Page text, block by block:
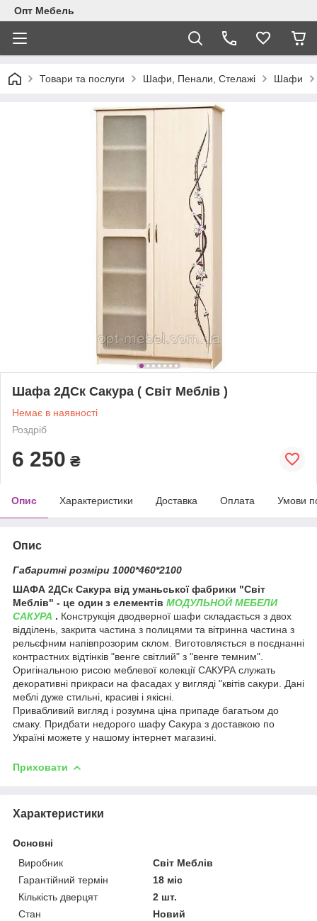
Опт Мебель
Товари та послуги Шафи, Пенали, Стелажі Шафи
Шафа 2ДСк Сакура ( Світ Меблів )
Немає в наявності
Роздріб
6 250 ₴
Опис Характеристики Доставка Оплата Умови
Опис
Габаритні розміри 1000*460*2100
ШАФА 2ДСк Сакура від уманьської фабрики "Світ
Меблів" - це один з елементів МОДУЛЬНОЙ МЕБЕЛИ
САКУРА . Конструкція дводверної шафи складається з двох
відділень, закрита частина з полицями та вітринна частина з
рельєфним напівпрозорим склом. Виготовляється в поєднанні
контрастних відтінків "венге світлий" з "венге темним".
Оригінальною рисою меблевої колекції САКУРА служать
декоративні прикраси на фасадах у вигляді "квітів сакури. Дані
меблі дуже стильні, красиві і якісні.
Привабливий вигляд і розумна ціна припаде багатьом до
смаку. Придбати недорого шафу Сакура з доставкою по
Україні можете у нашому інтернет магазині.
Приховати
Характеристики
Основні
Виробник
Світ Меблів
Гарантійний термін
18 міс
Кількість дверцят
2 шт.
Стан
Новий